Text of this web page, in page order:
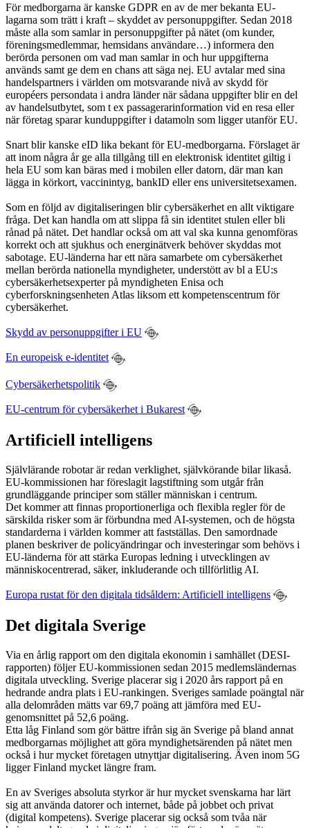
För medborgarna är kanske GDPR en av de mer bekanta EU-
lagarna som trätt i kraft – skyddet av personuppgifter. Sedan 2018
måste alla som samlar in personuppgifter på nätet (om kunder,
föreningsmedlemmar, hemsidans användare…) informera den
berörda personen om vad man samlar in och hur uppgifterna
används samt ge dem en chans att säga nej. EU avtalar med sina
handelspartners i världen om motsvarande nivå av skydd för
européers persondata i andra länder när sådana uppgifter blir en del
av handelsutbytet, som t ex passagerarinformation vid en resa eller
när företag sparar kunduppgifter i datamoln som ligger utanför EU.
Snart blir kanske eID lika bekant för EU-medborgarna. Förslaget är
att inom några år ge alla tillgång till en elektronisk identitet giltig i
hela EU som kan bäras med i mobilen eller datorn, där man kan
lägga in körkort, vaccinintyg, bankID eller ens universitetsexamen.
Som en följd av digitaliseringen blir cybersäkerhet en allt viktigare
fråga. Det kan handla om att slippa få sin identitet stulen eller bli
rånad på nätet. Det handlar också om att val ska kunna genomföras
korrekt och att sjukhus och energinätverk behöver skyddas mot
sabotage. EU-länderna har ett nära samarbete om cybersäkerhet
mellan berörda nationella myndigheter, understött av bl a EU:s
cybersäkerhetsexperter på myndigheten Enisa och
cyberforskningsenheten Atlas liksom ett kompetenscentrum för
cybersäkerhet.
Skydd av personuppgifter i EU
En europeisk e-identitet
Cybersäkerhetspolitik
EU-centrum för cybersäkerhet i Bukarest
Artificiell intelligens
Självlärande robotar är redan verklighet, självkörande bilar likaså.
EU-kommissionen har föreslagit lagstiftning som utgår från
grundläggande principer som ställer människan i centrum.
Det kommer att finnas proportionerliga och flexibla regler för de
särskilda risker som är förbundna med AI-systemen, och de högsta
standarderna i världen kommer att fastställas. Den samordnade
planen beskriver de policyändringar och investeringar som behövs i
EU-länderna för att stärka Europas ledning i utvecklingen av
människocentrerad, säker, inkluderande och tillförlitlig AI.
Europa rustat för den digitala tidsåldern: Artificiell intelligens
Det digitala Sverige
Via en årlig rapport om den digitala ekonomin i samhället (DESI-
rapporten) följer EU-kommissionen sedan 2015 medlemsländernas
digitala utveckling. Sverige placerar sig i 2020 års rapport på en
hedrande andra plats i EU-rankingen. Sveriges samlade poängtal när
alla delområden mätts var 69,7 poäng att jämföra med EU-
genomsnittet på 52,6 poäng.
Etta låg Finland som gör bättre ifrån sig än Sverige på bland annat
medborgarnas möjlighet att göra myndighetsärenden på nätet men
också i hur mycket företagen utnyttjar digitalisering. Även inom 5G
ligger Finland mycket längre fram.
En av Sveriges absoluta styrkor är hur mycket svenskarna har lärt
sig att använda datorer och internet, både på jobbet och privat
(digital kompetens). Sverige placerar sig också som tvåa när